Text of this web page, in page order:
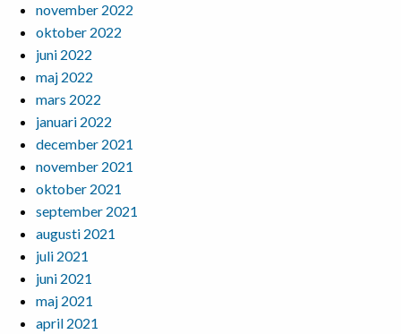
november 2022
oktober 2022
juni 2022
maj 2022
mars 2022
januari 2022
december 2021
november 2021
oktober 2021
september 2021
augusti 2021
juli 2021
juni 2021
maj 2021
april 2021